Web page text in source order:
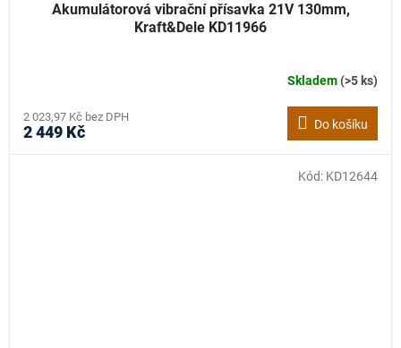
Akumulátorová vibrační přísavka 21V 130mm,
Kraft&Dele KD11966
Skladem(>5 ks)
2 023,97 Kč bez DPH
2 449 Kč Do košíku
Kód: KD12644